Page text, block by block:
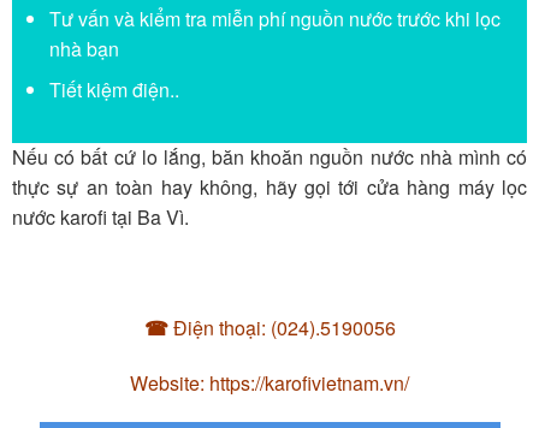
Tư vấn và kiểm tra miễn phí nguồn nước trước khi lọc
nhà bạn
Tiết kiệm điện..
Nếu có bất cứ lo lắng, băn khoăn nguồn nước nhà mình có
thực sự an toàn hay không, hãy gọi tới cửa hàng máy lọc
nước karofi tại Ba Vì.
☎Điện thoại: (024).5190056
Website: https://karofivietnam.vn/